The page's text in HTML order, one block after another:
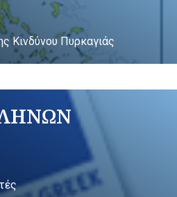
Κινδύνου Πυρκαγιάς